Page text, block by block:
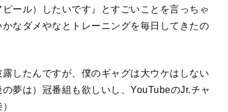
ール）したいです』とすごいことを言っちゃ
なダメやなとトレーニングを毎日してきたの
したんですが、僕のギャグは大ウケはしない
夢は）冠番組も欲しいし、YouTubeのJr.チャ